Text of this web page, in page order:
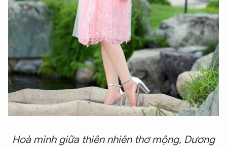
Hoà mình giữa thiên nhiên thơ mộng, Dương